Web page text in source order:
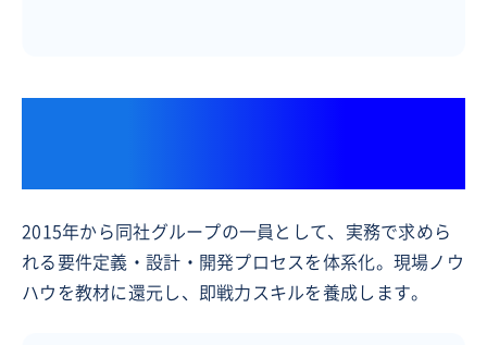
2015年から同社グループの一員として、実務で求めら
れる要件定義・設計・開発プロセスを体系化。現場ノウ
ハウを教材に還元し、即戦力スキルを養成します。